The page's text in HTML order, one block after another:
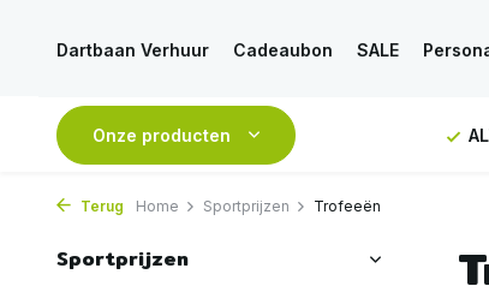
Dartbaan Verhuur Cadeaubon SALE
Onze producten
vanaf 50€ ALTIJDeerlijk en deskundig advies
Terug Home Sportprijzen Trofeeën
Sportprijzen